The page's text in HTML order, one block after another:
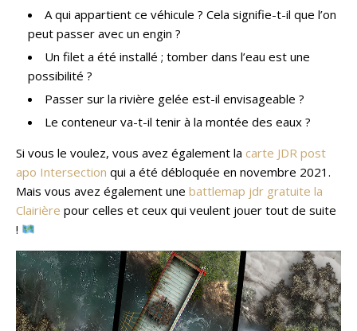
A qui appartient ce véhicule ? Cela signifie-t-il que l’on
peut passer avec un engin ?
Un filet a été installé ; tomber dans l’eau est une
possibilité ?
Passer sur la rivière gelée est-il envisageable ?
Le conteneur va-t-il tenir à la montée des eaux ?
Si vous le voulez, vous avez également la carte JDR post
apo Intersection qui a été débloquée en novembre 2021.
Mais vous avez également une battlemap jdr gratuite la
Clairière pour celles et ceux qui veulent jouer tout de suite
!